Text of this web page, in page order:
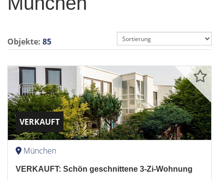
Objekte: 85
VERKAUFT
München
VERKAUFT: Schön geschnittene 3-Zi-Wohnung